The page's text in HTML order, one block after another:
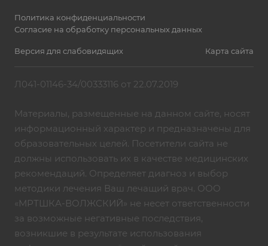
Политика конфиденциальности
Согласие на обработку персональных данных
Версия для слабовидящих Карта сайта
Л041-01146-34/00333116 от 22.07.2019
Материалы, размещенные на данном сайте, носят
информационный характер и предназначены для
образовательных целей. Посетители сайта не
должны использовать их в качестве медицинских
рекомендаций. Определяет диагноз и выбор
методики лечения Ваш лечащий врач. ООО
«МРТШКА-ВОЛЖСКИЙ» не несет ответственности
за возможные негативные последствия,
возникшие в результате использования